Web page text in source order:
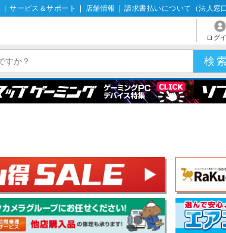
サービス＆サポート 店舗情報 請求書払いについて（法人窓口
ログ